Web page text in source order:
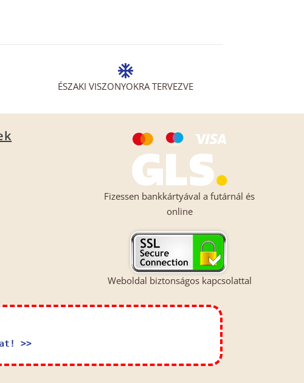
ÉSZAKI VISZONYOKRA TERVEZVE
Fizessen bankkártyával a futárnál és
online
Weboldal biztonságos kapcsolattal
>>